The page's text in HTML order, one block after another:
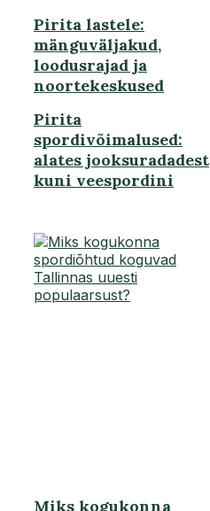
Pirita lastele:
mänguväljakud,
loodusrajad ja
noortekeskused
Pirita
spordivõimalused:
alates jooksuradadest
kuni veespordini
Miks kogukonna